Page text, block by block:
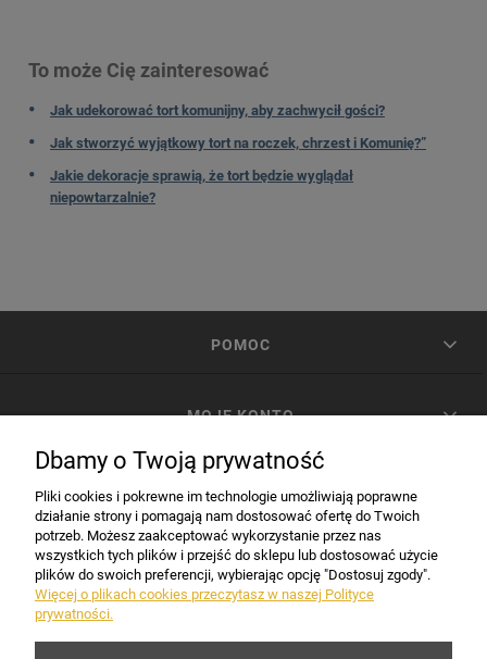
To może Cię zainteresować
Jak udekorować tort komunijny, aby zachwycił gości?
Jak stworzyć wyjątkowy tort na roczek, chrzest i Komunię?”
Jakie dekoracje sprawią, że tort będzie wyglądał
niepowtarzalnie?
POMOC
MOJE KONTO
INFORMACJE
Dbamy o Twoją prywatność
Pliki cookies i pokrewne im technologie umożliwiają poprawne
działanie strony i pomagają nam dostosować ofertę do Twoich
potrzeb. Możesz zaakceptować wykorzystanie przez nas
wszystkich tych plików i przejść do sklepu lub dostosować użycie
plików do swoich preferencji, wybierając opcję "Dostosuj zgody".
Więcej o plikach cookies przeczytasz w naszej Polityce
prywatności.